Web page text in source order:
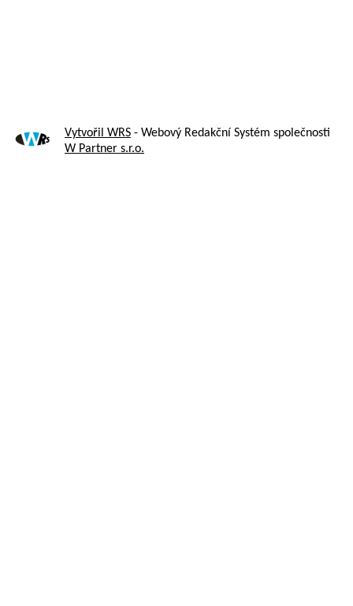
Vytvořil WRS - Webový Redakční Systém společnosti
W Partner s.r.o.